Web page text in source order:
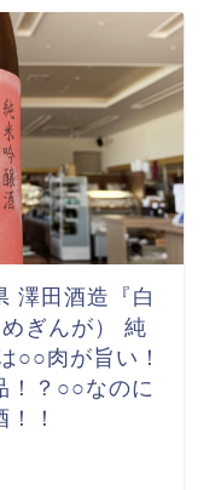
澤田酒造『白
ぎんが） 純
○○肉が旨い！
！？○○なのに
！